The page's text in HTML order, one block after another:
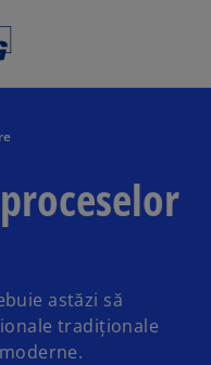
astăzi să
tradiționale